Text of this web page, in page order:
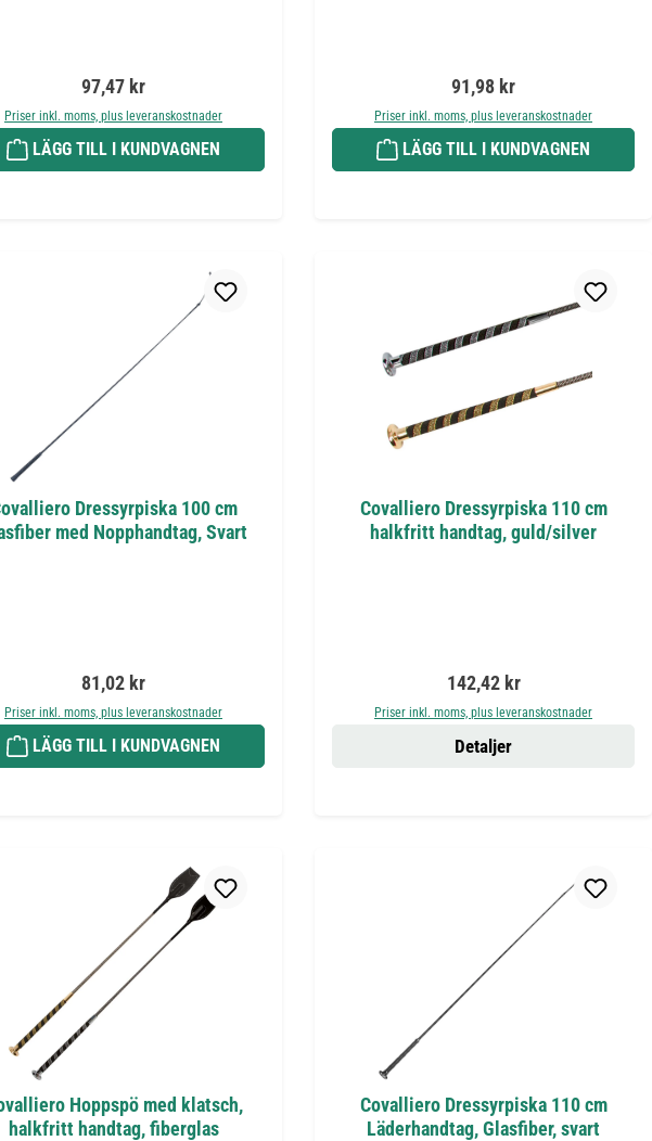
Ordinarie pris:
97,47 kr
Priser inkl. moms, plus leveranskostnader
LÄGG TILL I KUNDVAGNEN
Ordinarie pris:
91,98 kr
Priser inkl. moms, plus leveranskostnader
LÄGG TILL I KUNDVAGNEN
Dressyrpiska 100 cm
med Nopphandtag, Svart
Ordinarie pris:
81,02 kr
Priser inkl. moms, plus leveranskostnader
LÄGG TILL I KUNDVAGNEN
Covalliero Dressyrpiska 110 cm
halkfritt handtag, guld/silver
Ordinarie pris:
142,42 kr
Priser inkl. moms, plus leveranskostnader
Detaljer
Hoppspö med klatsch,
halkfritt handtag, fiberglas
Covalliero Dressyrpiska 110 cm
Läderhandtag, Glasfiber, svart